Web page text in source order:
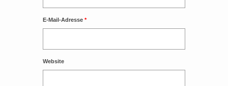
E-Mail-Adresse *
Website